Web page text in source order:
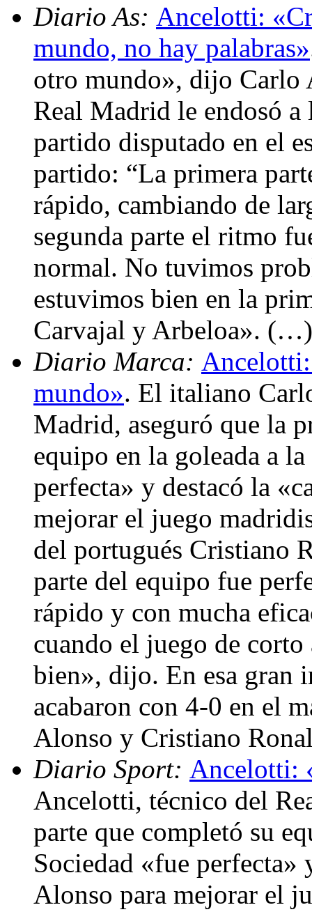
Diario As: Ancelotti:
mundo, no hay palabras»
otro mundo», dijo Carlo
Real Madrid le endosó
partido disputado en el
partido: “La primera
rápido, cambiando de
segunda parte el ritmo
normal. No tuvimos
estuvimos bien en la
Carvajal y Arbeloa». (…)
Diario Marca:
mundo». El italiano
Madrid, aseguró que la
equipo en la goleada a
perfecta» y destacó la
mejorar el juego
del portugués Cristiano
parte del equipo fue
rápido y con mucha
cuando el juego de
bien», dijo. En esa gran
acabaron con 4-0 en el
Alonso y Cristiano
Diario Sport: Ancelotti:
Ancelotti, técnico del
parte que completó su
Sociedad «fue
Alonso para mejorar el